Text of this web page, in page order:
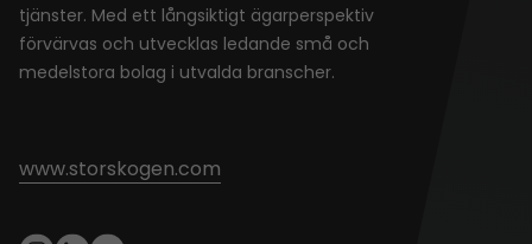
tjänster. Med ett långsiktigt ägarperspektiv
förvärvas och utvecklas ledande små och
medelstora bolag i utvalda branscher.
www.storskogen.com